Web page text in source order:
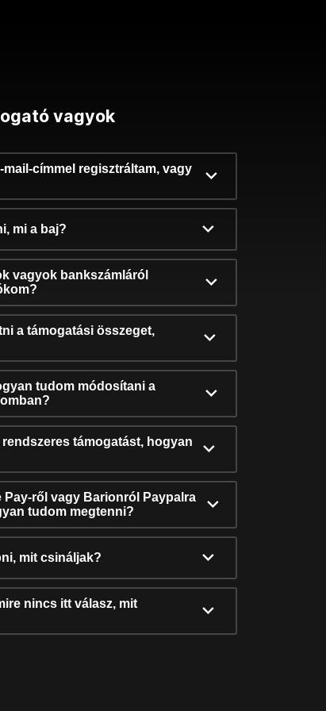
vagyok
mail-címmel regisztráltam, vagy
mi a baj?
vagyok bankszámláról
a támogatási összeget,
tudom módosítani a
támogatást, hogyan
Pay-ről vagy Barionról Paypalra
tudom megtenni?
mit csináljak?
nincs itt válasz, mit